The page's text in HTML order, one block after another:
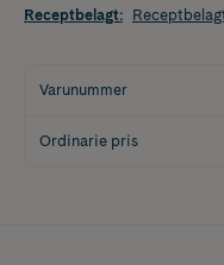
Receptbelagt:
Varunummer
Ordinarie pris